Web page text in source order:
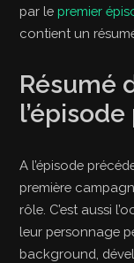
par lepremier
contient un
Résumé
A l’épisode
première
rôle. C’est aussi
leur personnage
background,